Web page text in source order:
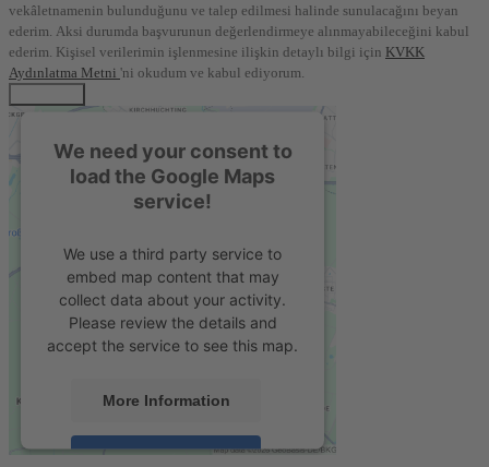
vekâletnamenin bulunduğunu ve talep edilmesi halinde sunulacağını beyan
ederim. Aksi durumda başvurunun değerlendirmeye alınmayabileceğini kabul
ederim. Kişisel verilerimin işlenmesine ilişkin detaylı bilgi için KVKK
Aydınlatma Metni 'ni okudum ve kabul ediyorum.
We need your consent to
load the Google Maps
service!
We use a third party service to
embed map content that may
collect data about your activity.
Please review the details and
accept the service to see this map.
More Information
Accept